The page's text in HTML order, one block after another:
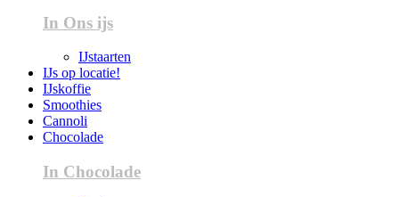
In Ons ijs
IJstaarten
IJs op locatie!
IJskoffie
Smoothies
Cannoli
Chocolade
In Chocolade